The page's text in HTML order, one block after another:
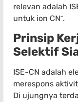
relevan adalah
untuk ion CN⁻.
Prinsip
Selektif
ISE-CN adalah
merespons
Di ujungnya